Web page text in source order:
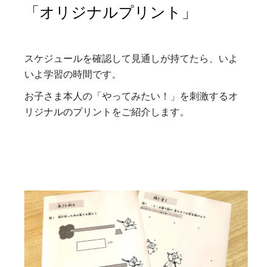
「オリジナルプリント」
スケジュールを確認して見通しが持てたら、いよ
いよ学習の時間です。
お子さま本人の「やってみたい！」を刺激するオ
リジナルのプリントをご紹介します。